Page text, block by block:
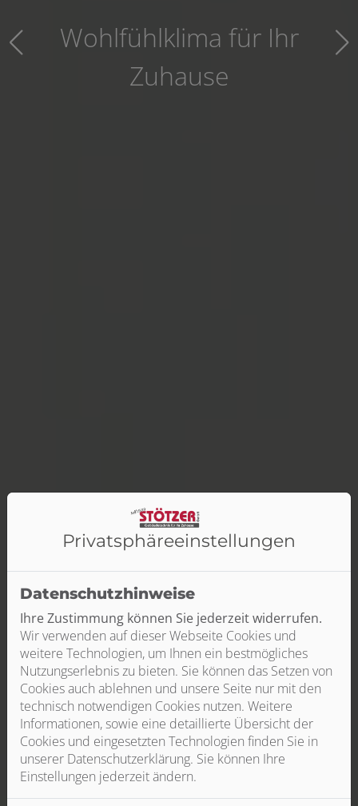
Wohlfühlklima für Ihr
Zuhause
Privatsphäre­einstellungen
Datenschutzhinweise
Ihre Zustimmung können Sie jederzeit widerrufen.
Wir verwenden auf dieser Webseite Cookies und
weitere Technologien, um Ihnen ein bestmögliches
Nutzungserlebnis zu bieten. Sie können das Setzen von
Cookies auch ablehnen und unsere Seite nur mit den
technisch notwendigen Cookies nutzen. Weitere
Informationen, sowie eine detaillierte Übersicht der
Cookies und eingesetzten Technologien finden Sie in
unserer Datenschutzerklärung. Sie können Ihre
Einstellungen jederzeit ändern.